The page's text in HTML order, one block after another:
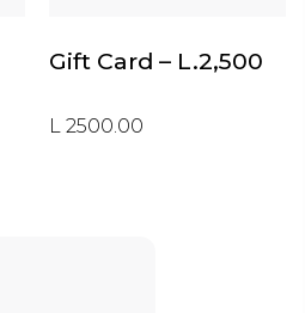
Gift Card – L.2,500
L 2500.00